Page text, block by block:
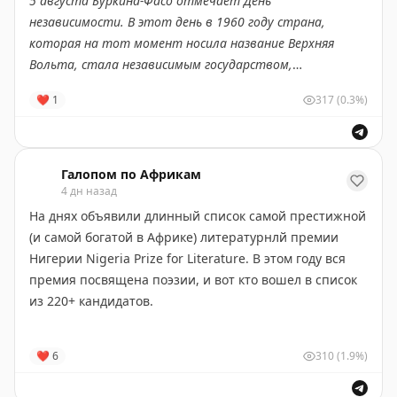
независимости. В этот день в 1960 году страна,
которая на тот момент носила название Верхняя
Вольта, стала независимым государством,
господства.
Что вы могли не знать об этой
западноафриканской стране?
🔸 Современное название страна получила в 1984
году. Его предложил президентТома Санкара.
Буркина-Фасо буквально переводится как «родина
честных людей» (в переводе с языка мооре burkina
означает «честный», а
🔸В Буркина-Фасо есть свой аналог знаменитых
велогонок Тур де Франс — он называется Тур дю Фасо
❤ 1 317(0.3%)
Галопом по Африкам
4 дн назад
На днях объявили длинный список самой престижной
(и самой богатой в Африке) литературнлй премии
Нигерии Nigeria Prize for Literature. В этом году вся
премия посвящена поэзии, и вот кто вошел в список
из 220+ кандидатов.
работает в США, преподает)
❤ 6 310(1.9%)